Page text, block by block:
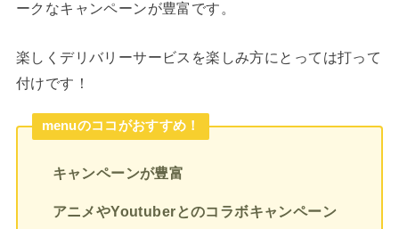
ークなキャンペーンが豊富です。
楽しくデリバリーサービスを楽しみ方にとっては打って
付けです！
menuのココがおすすめ！
キャンペーンが豊富
アニメやYoutuberとのコラボキャンペーン